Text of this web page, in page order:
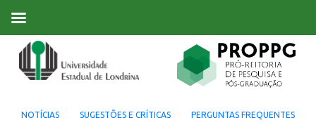
NOTÍCIAS SUGESTÕES E CRÍTICAS PERGUNTAS FREQUENTES